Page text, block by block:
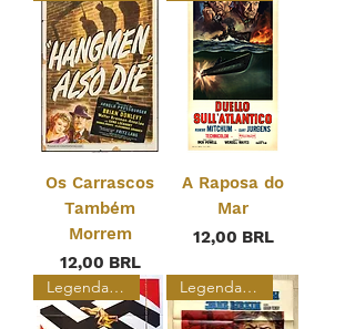
Os Carrascos
Também
Morrem
Precio
12,00 BRL
A Raposa do
Mar
Precio
12,00 BRL
Legendado Legendado